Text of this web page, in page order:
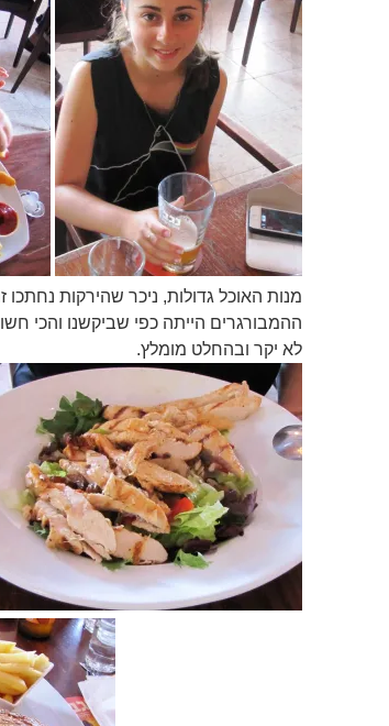
מנות האוכל גדולות, ניכר שהירקות
ההמבורגרים הייתה כפי שביקשנו והכי
לא יקר ובהחלט מומלץ.